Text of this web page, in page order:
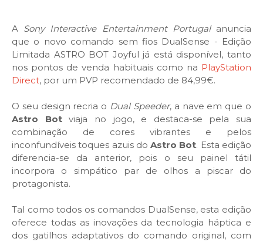
A Sony Interactive Entertainment Portugalanuncia
que o novo comando sem fios DualSense - Edição
Limitada ASTRO BOT Joyful já está disponível, tanto
nos pontos de venda habituais como na PlayStation
Direct, por um PVP recomendado de 84,99€.
O seu design recria o Dual Speeder, a nave em que o
Astro Botviaja no jogo, e destaca-se pela sua
combinação de cores vibrantes e pelos
inconfundíveis toques azuis doAstro Bot. Esta edição
diferencia-se da anterior, pois o seu painel tátil
incorpora o simpático par de olhos a piscar do
protagonista.
Tal como todos os comandos DualSense, esta edição
oferece todas as inovações da tecnologia háptica e
dos gatilhos adaptativos do comando original, com